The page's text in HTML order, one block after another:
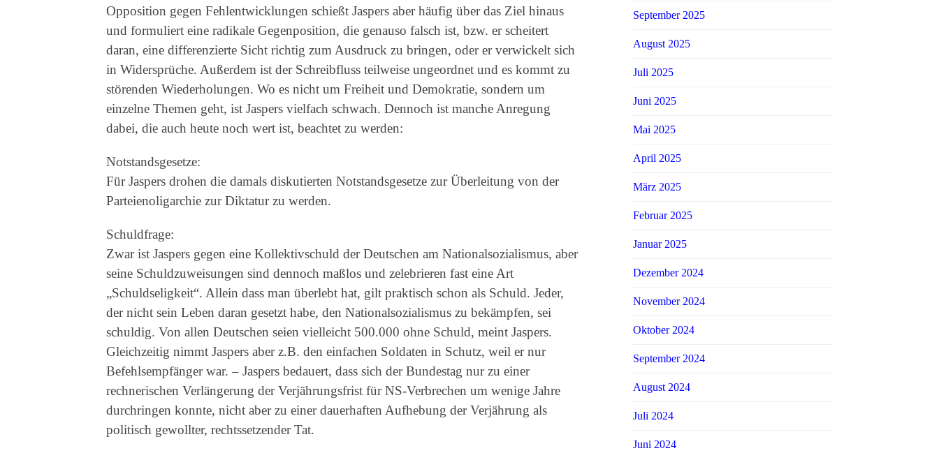
Opposition gegen Fehlentwicklungen schießt Jaspers aber häufig über das Ziel hinaus
und formuliert eine radikale Gegenposition, die genauso falsch ist, bzw. er scheitert
daran, eine differenzierte Sicht richtig zum Ausdruck zu bringen, oder er verwickelt sich
in Widersprüche. Außerdem ist der Schreibfluss teilweise ungeordnet und es kommt zu
störenden Wiederholungen. Wo es nicht um Freiheit und Demokratie, sondern um
einzelne Themen geht, ist Jaspers vielfach schwach. Dennoch ist manche Anregung
dabei, die auch heute noch wert ist, beachtet zu werden:
Notstandsgesetze:
Für Jaspers drohen die damals diskutierten Notstandsgesetze zur Überleitung von der
Parteienoligarchie zur Diktatur zu werden.
Schuldfrage:
Zwar ist Jaspers gegen eine Kollektivschuld der Deutschen am Nationalsozialismus, aber
seine Schuldzuweisungen sind dennoch maßlos und zelebrieren fast eine Art
„Schuldseligkeit“. Allein dass man überlebt hat, gilt praktisch schon als Schuld. Jeder,
der nicht sein Leben daran gesetzt habe, den Nationalsozialismus zu bekämpfen, sei
schuldig. Von allen Deutschen seien vielleicht 500.000 ohne Schuld, meint Jaspers.
Gleichzeitig nimmt Jaspers aber z.B. den einfachen Soldaten in Schutz, weil er nur
Befehlsempfänger war. – Jaspers bedauert, dass sich der Bundestag nur zu einer
rechnerischen Verlängerung der Verjährungsfrist für NS-Verbrechen um wenige Jahre
durchringen konnte, nicht aber zu einer dauerhaften Aufhebung der Verjährung als
politisch gewollter, rechtssetzender Tat.
September 2025
August 2025
Juli 2025
Juni 2025
Mai 2025
April 2025
März 2025
Februar 2025
Januar 2025
Dezember 2024
November 2024
Oktober 2024
September 2024
August 2024
Juli 2024
Juni 2024